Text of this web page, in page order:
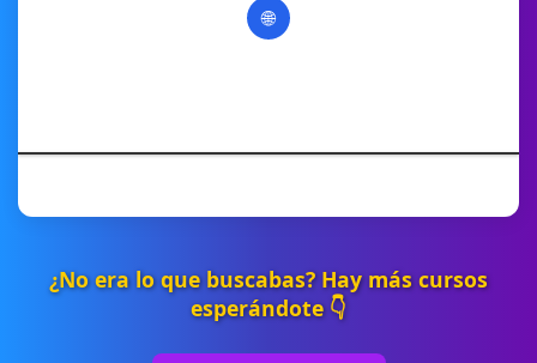
🌐
¿No era lo que buscabas? Hay más cursos
esperándote 👇